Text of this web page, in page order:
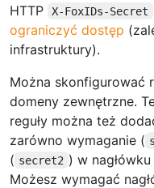
HTTP
X-FoxIDs-Secret
ograniczyć dostęp
infrastruktury).
Można skonfigurować
domeny zewnętrzne.
reguły można też
zarówno wymaganie (
( secret2 ) w nagłówku
Możesz wymagać